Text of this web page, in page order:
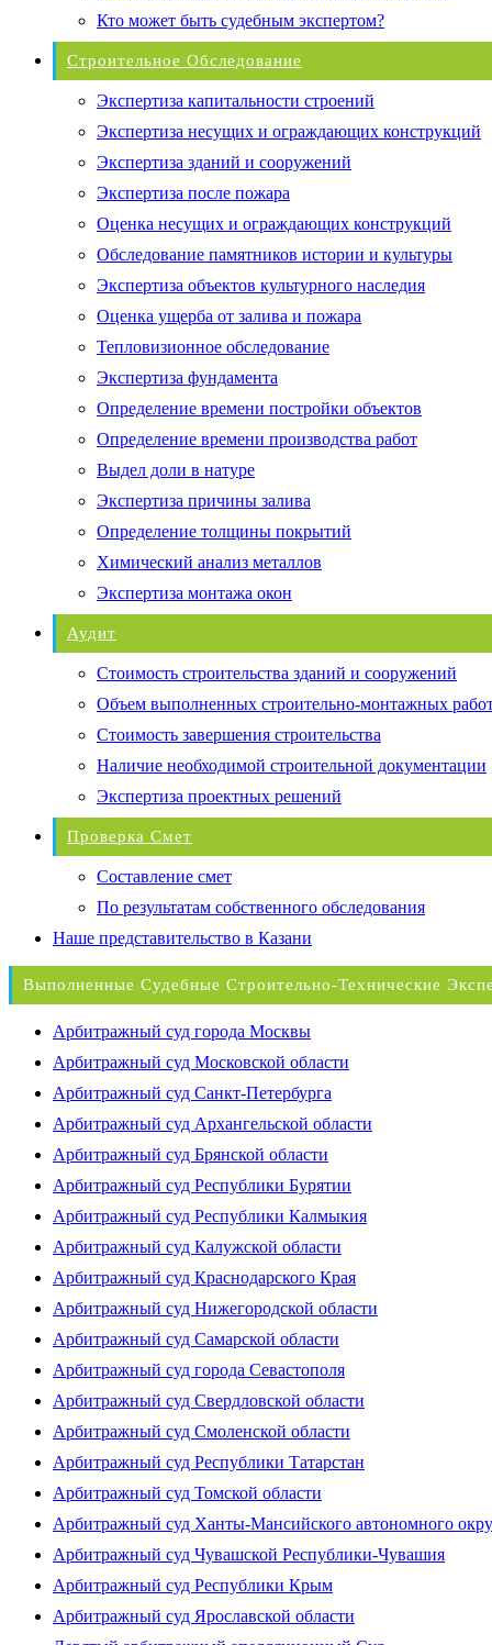
Кто может быть судебным экспертом?
Строительное Обследование
Экспертиза капитальности строений
Экспертиза несущих и ограждающих конструкций
Экспертиза зданий и сооружений
Экспертиза после пожара
Оценка несущих и ограждающих конструкций
Обследование памятников истории и культуры
Экспертиза объектов культурного наследия
Оценка ущерба от залива и пожара
Тепловизионное обследование
Экспертиза фундамента
Определение времени постройки объектов
Определение времени производства работ
Выдел доли в натуре
Экспертиза причины залива
Определение толщины покрытий
Химический анализ металлов
Экспертиза монтажа окон
Аудит
Стоимость строительства зданий и сооружений
Объем выполненных строительно-монтажных
Стоимость завершения строительства
Наличие необходимой строительной документации
Экспертиза проектных решений
Проверка Смет
Составление смет
По результатам собственного обследования
Наше представительство в Казани
Выполненные Судебные Строительно-Технические
Арбитражный суд города Москвы
Арбитражный суд Московской области
Арбитражный суд Санкт-Петербурга
Арбитражный суд Архангельской области
Арбитражный суд Брянской области
Арбитражный суд Республики Бурятии
Арбитражный суд Республики Калмыкия
Арбитражный суд Калужской области
Арбитражный суд Краснодарского Края
Арбитражный суд Нижегородской области
Арбитражный суд Самарской области
Арбитражный суд города Севастополя
Арбитражный суд Свердловской области
Арбитражный суд Смоленской области
Арбитражный суд Республики Татарстан
Арбитражный суд Томской области
Арбитражный суд Ханты-Мансийского автономного
Арбитражный суд Чувашской Республики-Чувашия
Арбитражный суд Республики Крым
Арбитражный суд Ярославской области